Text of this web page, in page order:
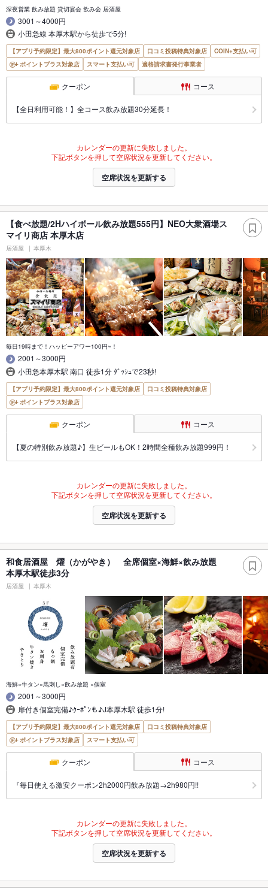
深夜営業 飲み放題 貸切宴会 飲み会 居酒屋
3001～4000円
小田急線 本厚木駅から徒歩で5分!
【アプリ予約限定】最大800ポイント還元対象店 口コミ投稿特典対象店
COIN+支払い可
ポイントプラス対象店
スマート支払い可 適格請求書発行事業者
クーポン コース
【全日利用可能！】全コース飲み放題30分延長！
カレンダーの更新に失敗しました。
下記ボタンを押して空席状況を更新してください。
空席状況を更新する
【食べ放題/2Hハイボール飲み放題555円】NEO大衆酒場ス
マイリ商店 本厚木店
居酒屋 本厚木
毎日19時まで！ハッピーアワー100円~！
2001～3000円
小田急本厚木駅 南口 徒歩1分 ﾀﾞｯｼｭで23秒!
【アプリ予約限定】最大800ポイント還元対象店
口コミ投稿特典対象店
ポイントプラス対象店
クーポン コース
【夏の特別飲み放題♪】生ビールもOK！2時間全種飲み放題999円！
カレンダーの更新に失敗しました。
下記ボタンを押して空席状況を更新してください。
空席状況を更新する
和食居酒屋 燿（かがやき） 全席個室×海鮮×飲み放題
本厚木駅徒歩3分
居酒屋 本厚木
海鮮×牛タン×馬刺し×飲み放題 ×個室
2001～3000円
扉付き個室完備♪ｸｰﾎﾟﾝも♪J本厚木駅 徒歩1分!
【アプリ予約限定】最大800ポイント還元対象店
口コミ投稿特典対象店
ポイントプラス対象店
スマート支払い可
クーポン コース
『毎日使える激安クーポン2h2000円飲み放題→2h980円!!
カレンダーの更新に失敗しました。
下記ボタンを押して空席状況を更新してください。
空席状況を更新する